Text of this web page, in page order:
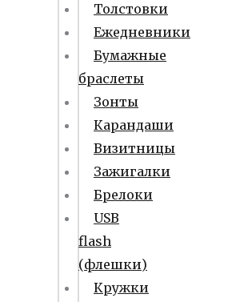
Толстовки
Ежедневники
Бумажные
браслеты
Зонты
Карандаши
Визитницы
Зажигалки
Брелоки
USB
flash
(флешки)
Кружки